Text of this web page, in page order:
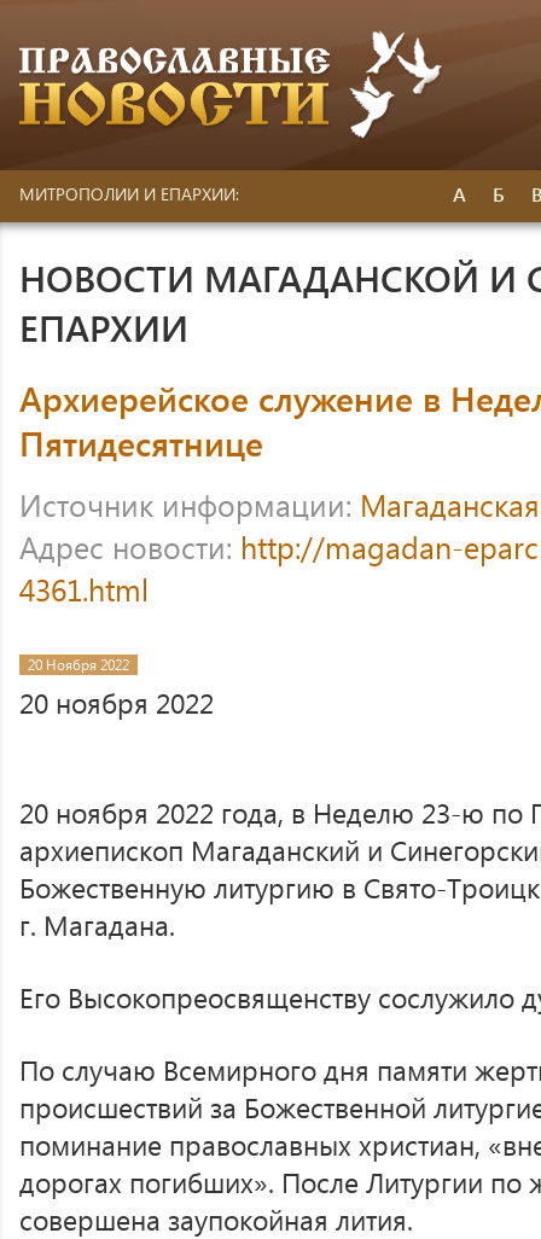
МИТРОПОЛИИ И ЕПАРХИИ: А Б
НОВОСТИ МАГАДАНСКОЙ И
ЕПАРХИИ
Архиерейское служение в
Пятидесятнице
Источник информации:
Адрес новости: http://magadan-
4361.html
20 Ноября 2022
20 ноября 2022
20 ноября 2022 года, в Неделю 23-ю по
архиепископ Магаданский и
Божественную литургию в Свято-
г. Магадана.
Его Высокопреосвященству сослужило
По случаю Всемирного дня памяти
происшествий за Божественной
поминание православных христиан,
дорогах погибших». После Литургии
совершена заупокойная лития.